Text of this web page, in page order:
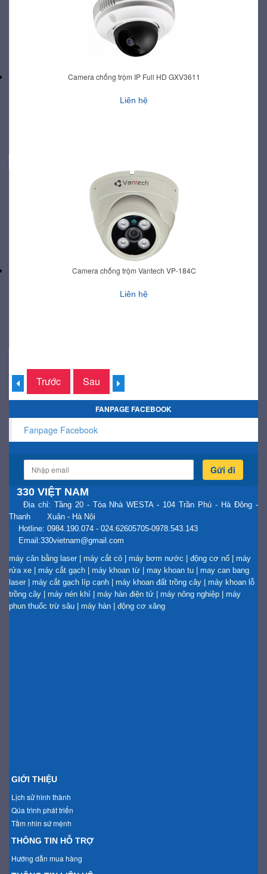
Camera chống trộm IP Full HD GXV3611
Liên hệ
Camera chống trộm Vantech VP-184C
Liên hệ
Trước Sau
FANPAGE FACEBOOK
Fanpage Facebook
Gửi đi
330 VIỆT NAM
Địa chỉ: Tầng 20 - Tòa Nhà WESTA - 104 Trần Phú - Hà Đông -
Thanh Xuân - Hà Nội
Hotline: 0984.190.074 - 024.62605705-0978.543.143
Email:330vietnam@gmail.com
máy cân bằng laser | máy cắt cỏ | máy bơm nước | động cơ nổ | máy
rửa xe | máy cắt gạch | máy khoan từ | may khoan tu | may can bang
laser | máy cắt gạch líp cạnh | máy khoan đất trồng cây | máy khoan lỗ
trồng cây | máy nén khí | máy hàn điện tử | máy nông nghiệp | máy
phun thuốc trừ sâu | máy hàn | động cơ xăng
GIỚI THIỆU
Lịch sử hình thành
Qúa trình phát triển
Tầm nhìn sứ mệnh
THÔNG TIN HỖ TRỢ
Hướng dẫn mua hàng